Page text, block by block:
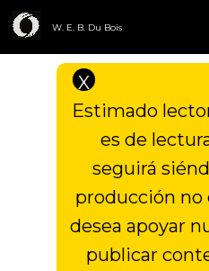
W. E. B. Du Bois
X
Estimado
es de
seguirá
producción no
desea apoyar
publicar